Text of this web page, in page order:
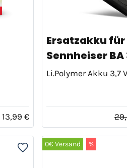
13,99 €
Ersatzakku für
Sennheiser BA
Li.Polymer Akku 3,7
0€ Versand %